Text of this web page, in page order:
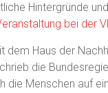
Hintergründe
bei der
dem Haus der
die
die Menschen auf